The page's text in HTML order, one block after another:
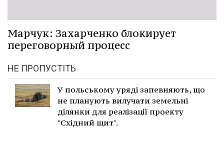
Марчук: Захарченко блокирует
переговорный процесс
НЕ ПРОПУСТІТЬ
У польському уряді запевняють, що
не планують вилучати земельні
ділянки для реалізації проекту
"Східний щит".